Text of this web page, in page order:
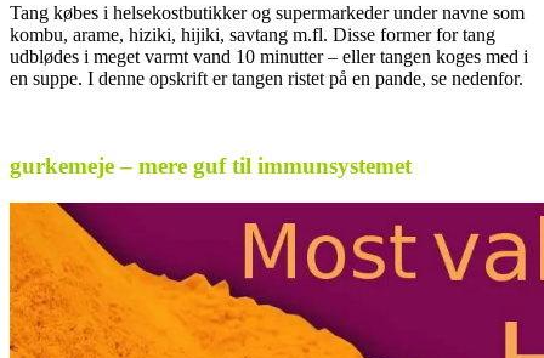
Tang købes i helsekostbutikker og supermarkeder under navne som
kombu, arame, hiziki, hijiki, savtang m.fl. Disse former for tang
udblødes i meget varmt vand 10 minutter – eller tangen koges med i
en suppe. I denne opskrift er tangen ristet på en pande, se nedenfor.
gurkemeje – mere guf til immunsystemet